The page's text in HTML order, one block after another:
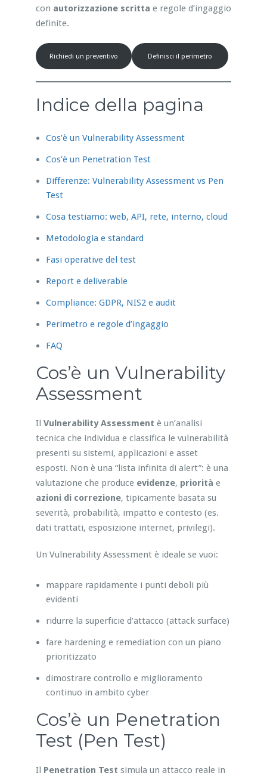
con autorizzazione scritta e regole d’ingaggio
definite.
Richiedi un preventivo Definisci il perimetro
Indice della pagina
Cos’è un Vulnerability Assessment
Cos’è un Penetration Test
Differenze: Vulnerability Assessment vs Pen
Test
Cosa testiamo: web, API, rete, interno, cloud
Metodologia e standard
Fasi operative del test
Report e deliverable
Compliance: GDPR, NIS2 e audit
Perimetro e regole d’ingaggio
FAQ
Cos’è un Vulnerability
Assessment
Il Vulnerability Assessment è un’analisi
tecnica che individua e classifica le vulnerabilità
presenti su sistemi, applicazioni e asset
esposti. Non è una “lista infinita di alert”: è una
valutazione che produce evidenze, priorità e
azioni di correzione, tipicamente basata su
severità, probabilità, impatto e contesto (es.
dati trattati, esposizione internet, privilegi).
Un Vulnerability Assessment è ideale se vuoi:
mappare rapidamente i punti deboli più
evidenti
ridurre la superficie d’attacco (attack surface)
fare hardening e remediation con un piano
prioritizzato
dimostrare controllo e miglioramento
continuo in ambito cyber
Cos’è un Penetration
Test (Pen Test)
Il Penetration Test simula un attacco reale in